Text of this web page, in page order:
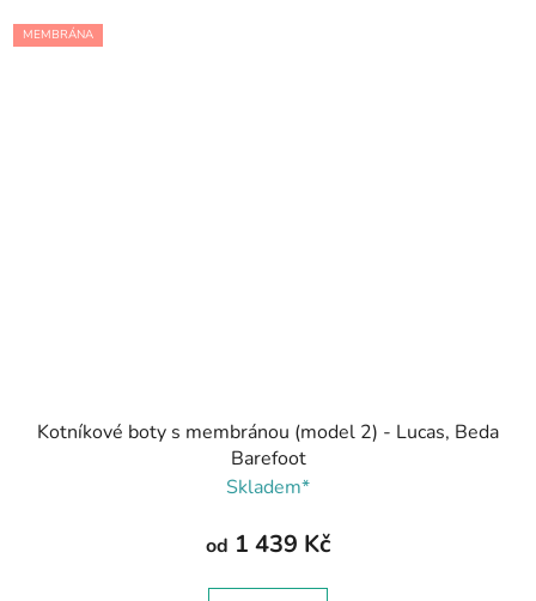
MEMBRÁNA
Kotníkové boty s membránou (model 2) - Lucas, Beda
Barefoot
Skladem*
od 1 439 Kč